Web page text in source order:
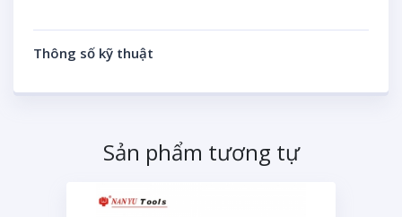
Thông số kỹ thuật
Sản phẩm tương tự